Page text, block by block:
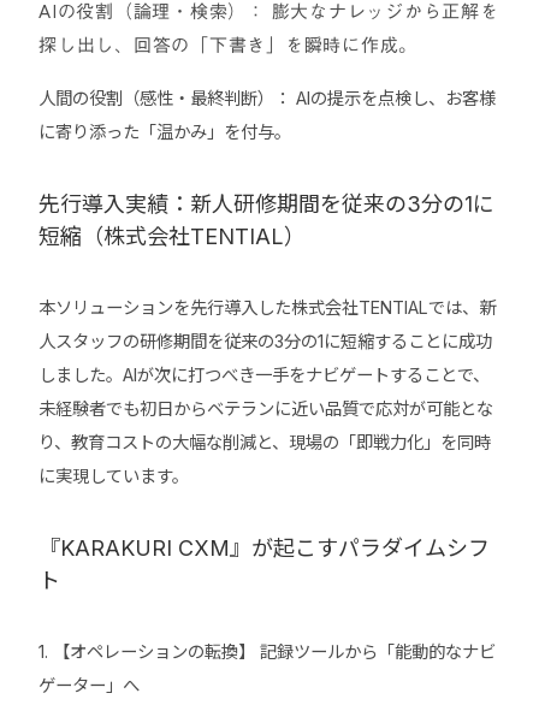
AIの役割（論理・検索）：
膨大なナレッジから正解を
探し出し、回答の「下書き」を瞬時に作成。
人間の役割（感性・最終判断）： AIの提示を点検し、お客様
に寄り添った「温かみ」を付与。
先行導入実績：新人研修期間を従来の3分の1に
短縮（株式会社TENTIAL）
本ソリューションを先行導入した株式会社TENTIALでは、新
人スタッフの研修期間を従来の3分の1に短縮することに成功
しました。AIが次に打つべき一手をナビゲートすることで、
未経験者でも初日からベテランに近い品質で応対が可能とな
り、教育コストの大幅な削減と、現場の「即戦力化」を同時
に実現しています。
『KARAKURI CXM』が起こすパラダイムシフ
ト
1. 【オペレーションの転換】 記録ツールから「能動的なナビ
ゲーター」へ